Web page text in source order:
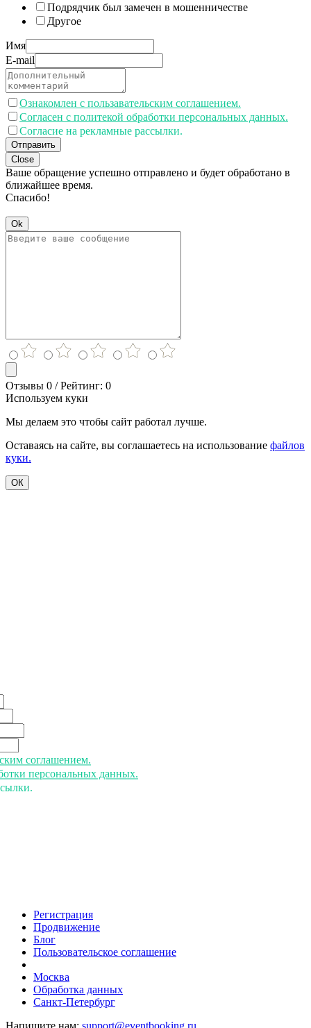
Подрядчик был замечен в мошенничестве
Другое
Имя
E-mail
Ознакомлен с пользавательским соглашением.
Согласен с политекой обработки персональных данных.
Согласие на рекламные рассылки.
Отправить
Close
Ваше обращение успешно отправлено и будет обработано в
ближайшее время.
Спасибо!
Ok
Отзывы 0 / Рейтинг: 0
Используем куки
Мы делаем это чтобы сайт работал лучше.
Оставаясь на сайте, вы соглашаетесь на использование файлов
куки.
ОК
соглашением.
персональных данных.
Регистрация
Продвижение
Блог
Пользовательское соглашение
Москва
Обработка данных
Санкт-Петербург
Напишите нам: support@eventbooking.ru